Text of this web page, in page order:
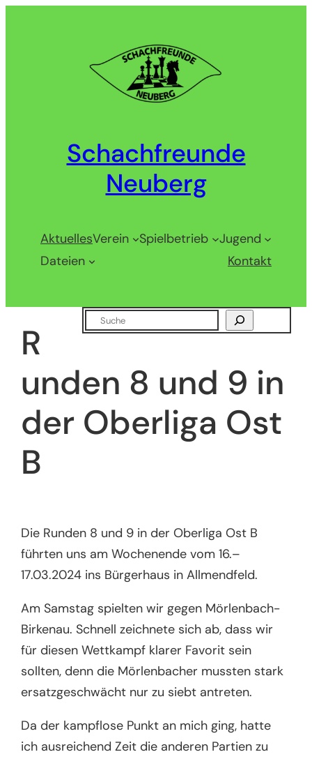
Schachfreunde
Neuberg
AktuellesVerein Spielbetrieb
Jugend
Dateien
Kontakt
Suchen
R
unden 8 und 9 in
der Oberliga Ost
B
Die Runden 8 und 9 in der Oberliga Ost B
führten uns am Wochenende vom 16.–
17.03.2024 ins Bürgerhaus in Allmendfeld.
Am Samstag spielten wir gegen Mörlenbach-
Birkenau. Schnell zeichnete sich ab, dass wir
für diesen Wettkampf klarer Favorit sein
sollten, denn die Mörlenbacher mussten stark
ersatzgeschwächt nur zu siebt antreten.
Da der kampflose Punkt an mich ging, hatte
ich ausreichend Zeit die anderen Partien zu